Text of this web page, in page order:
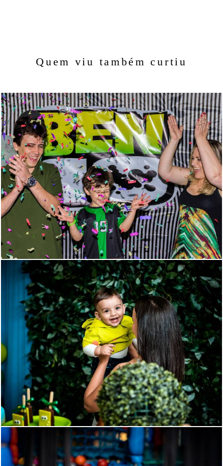
Quem viu também curtiu
970 63
1213 92